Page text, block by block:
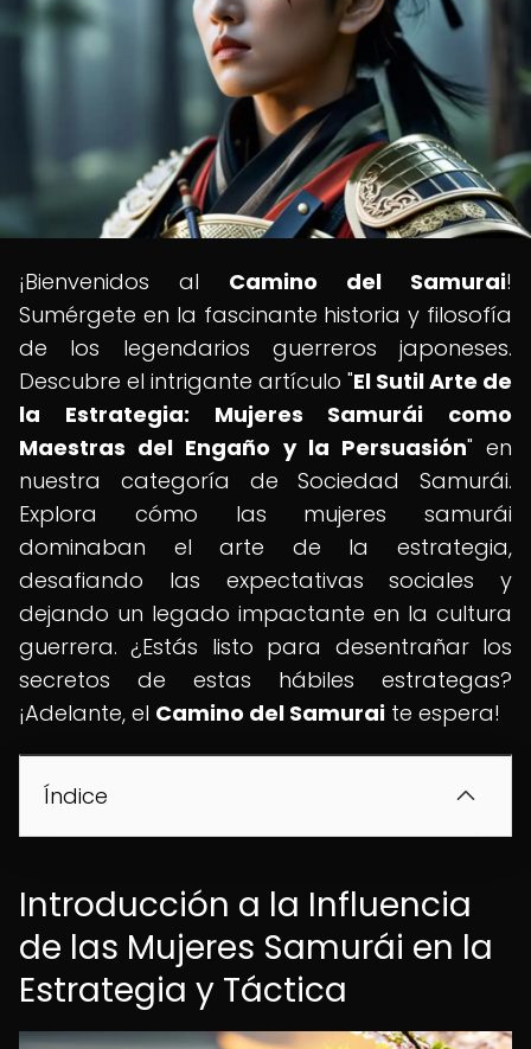
¡Bienvenidos al Camino del Samurai!
Sumérgete en la fascinante historia y filosofía
de los legendarios guerreros japoneses.
Descubre el intrigante artículo "El Sutil Arte de
la Estrategia: Mujeres Samurái como
Maestras del Engaño y la Persuasión" en
nuestra categoría de Sociedad Samurái.
Explora cómo las mujeres samurái
dominaban el arte de la estrategia,
desafiando las expectativas sociales y
dejando un legado impactante en la cultura
guerrera. ¿Estás listo para desentrañar los
secretos de estas hábiles estrategas?
¡Adelante, el Camino del Samurai te espera!
Índice
Introducción a la Influencia
de las Mujeres Samurái en la
Estrategia y Táctica